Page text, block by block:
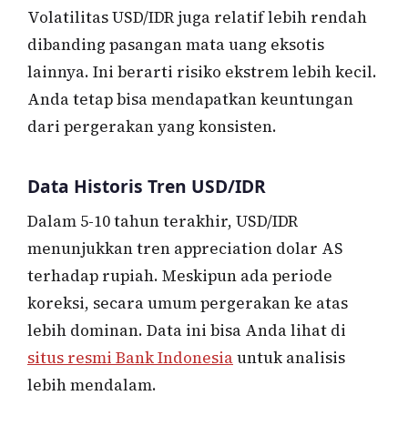
Volatilitas USD/IDR juga relatif lebih rendah
dibanding pasangan mata uang eksotis
lainnya. Ini berarti risiko ekstrem lebih kecil.
Anda tetap bisa mendapatkan keuntungan
dari pergerakan yang konsisten.
Data Historis Tren USD/IDR
Dalam 5-10 tahun terakhir, USD/IDR
menunjukkan tren appreciation dolar AS
terhadap rupiah. Meskipun ada periode
koreksi, secara umum pergerakan ke atas
lebih dominan. Data ini bisa Anda lihat di
situs resmi Bank Indonesiauntuk analisis
lebih mendalam.